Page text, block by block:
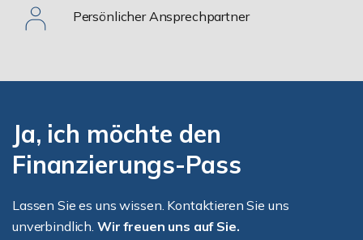
Persönlicher Ansprechpartner
Ja, ich möchte den
Finanzierungs-Pass
Lassen Sie es uns wissen. Kontaktieren Sie uns
unverbindlich. Wir freuen uns auf Sie.